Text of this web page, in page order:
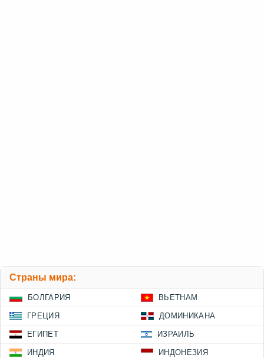
Страны мира:
БОЛГАРИЯ ВЬЕТНАМ
ГРЕЦИЯ ДОМИНИКАНА
ЕГИПЕТ ИЗРАИЛЬ
ИНДИЯ ИНДОНЕЗИЯ